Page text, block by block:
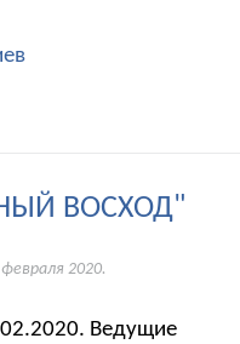
ВОСХОД"
2020.
Ведущие